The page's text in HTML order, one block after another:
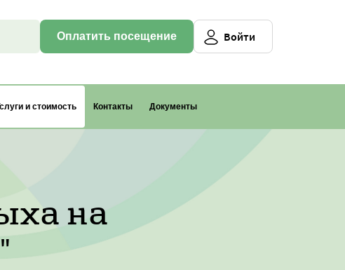
Найти
Оплатить посещение Войти
и стоимость Контакты Документы
на